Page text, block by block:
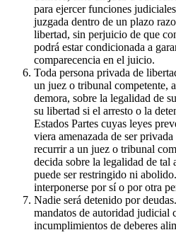
para ejercer funciones
juzgada dentro de un plazo
libertad, sin perjuicio de que
podrá estar condicionada a
comparecencia en el juicio.
Toda persona privada de
un juez o tribunal competente,
demora, sobre la legalidad de
su libertad si el arresto o la
Estados Partes cuyas leyes
viera amenazada de ser
recurrir a un juez o tribunal
decida sobre la legalidad de tal
puede ser restringido ni
interponerse por sí o por otra
Nadie será detenido por
mandatos de autoridad judicial
incumplimientos de deberes